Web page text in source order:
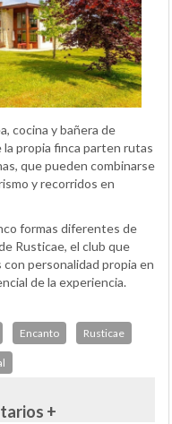
cocina y bañera de
la propia finca parten rutas
que pueden combinarse
y recorridos en
formas diferentes de
Rusticae, el club que
personalidad propia en
de la experiencia.
Encanto Rusticae
+